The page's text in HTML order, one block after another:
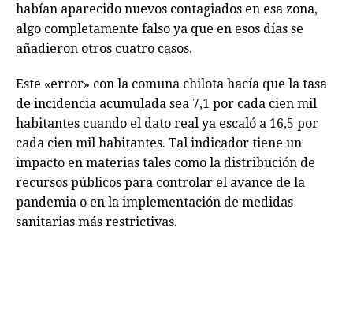
habían aparecido nuevos contagiados en esa zona,
algo completamente falso ya que en esos días se
añadieron otros cuatro casos.
Este «error» con la comuna chilota hacía que la tasa
de incidencia acumulada sea 7,1 por cada cien mil
habitantes cuando el dato real ya escaló a 16,5 por
cada cien mil habitantes. Tal indicador tiene un
impacto en materias tales como la distribución de
recursos públicos para controlar el avance de la
pandemia o en la implementación de medidas
sanitarias más restrictivas.